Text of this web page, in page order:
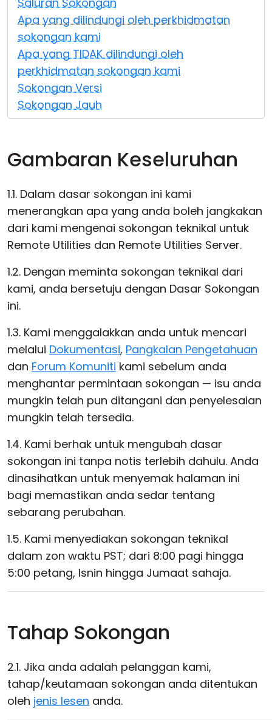
Apa yang dilindungi oleh perkhidmatan
sokongan kami
Apa yang TIDAK dilindungi oleh
perkhidmatan sokongan kami
Sokongan Versi
Sokongan Jauh
Gambaran Keseluruhan
1.1. Dalam dasar sokongan ini kami
menerangkan apa yang anda boleh jangkakan
dari kami mengenai sokongan teknikal untuk
Remote Utilities dan Remote Utilities Server.
1.2. Dengan meminta sokongan teknikal dari
kami, anda bersetuju dengan Dasar Sokongan
ini.
1.3. Kami menggalakkan anda untuk mencari
melalui Dokumentasi, Pangkalan Pengetahuan
dan Forum Komuniti kami sebelum anda
menghantar permintaan sokongan — isu anda
mungkin telah pun ditangani dan penyelesaian
mungkin telah tersedia.
1.4. Kami berhak untuk mengubah dasar
sokongan ini tanpa notis terlebih dahulu. Anda
dinasihatkan untuk menyemak halaman ini
bagi memastikan anda sedar tentang
sebarang perubahan.
1.5. Kami menyediakan sokongan teknikal
dalam zon waktu PST; dari 8:00 pagi hingga
5:00 petang, Isnin hingga Jumaat sahaja.
Tahap Sokongan
2.1. Jika anda adalah pelanggan kami,
tahap/keutamaan sokongan anda ditentukan
oleh jenis lesen anda.
Awan & Di Dalam Premis